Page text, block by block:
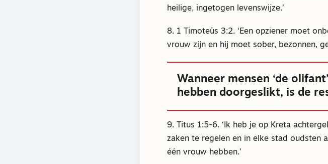
heilige, ingetogen levenswijze.’
8. 1 Timoteüs 3:2. ‘Een opziener moet
vrouw zijn en hij moet sober, bezonnen,
Wanneer mensen ‘de
hebben doorgeslikt, is de
9. Titus 1:5-6. ‘Ik heb je op Kreta
zaken te regelen en in elke stad oudsten
één vrouw hebben.’